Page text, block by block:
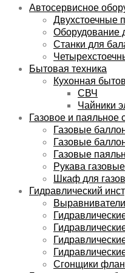
Автосервисное
Двухстоечные
Оборудование
Станки для
Бытовая техника
Кухонная
СВЧ
Чайники
Газовое и паяльное
Газовые
Газовые
Газовые
Рукава газовые
Шкаф для
Гидравлический
Сгонщики